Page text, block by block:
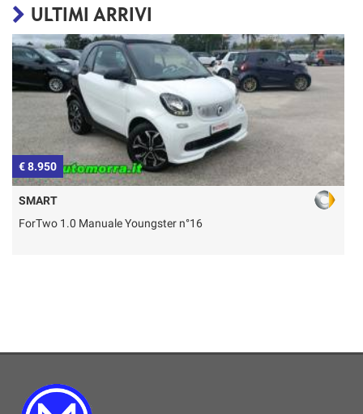
ULTIMI ARRIVI
€ 8.950
SMART
ForTwo 1.0 Manuale Youngster n°16